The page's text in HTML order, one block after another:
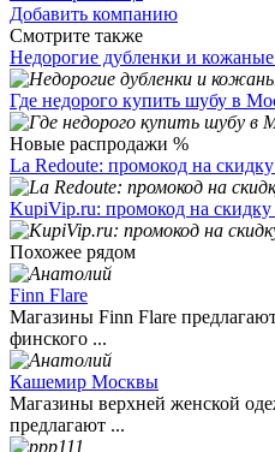
Добавить компанию
Смотрите также
Недорогие дубленки и
Где недорого купить шубу в
Новые распродажи %
La Redoute: промокод на
KupiVip.ru: промокод на скидку
Похожее рядом
Finn Flare
Магазины Finn Flare
финского ...
Кашемир Москвы
Магазины верхней женской
предлагают ...